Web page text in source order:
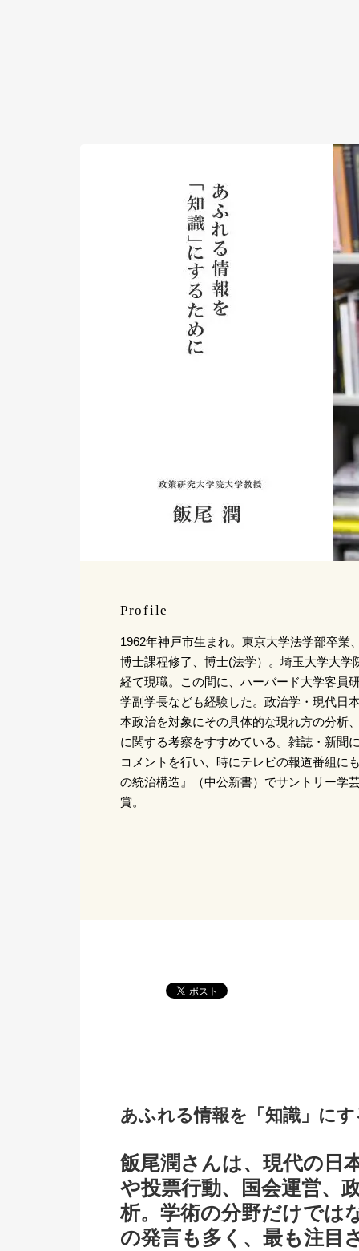
Profile
1962年神戸市生まれ。東京大学法学部卒業
博士課程修了、博士(法学）。埼玉大学大学
経て現職。この間に、ハーバード大学客員
学副学長なども経験した。政治学・現代日
本政治を対象にその具体的な現れ方の分析
に関する考察をすすめている。雑誌・新聞
コメントを行い、時にテレビの報道番組に
の統治構造』（中公新書）でサントリー学
賞。
あふれる情報を「知識」に
飯尾潤さんは、現代の日
や投票行動、国会運営、
析。学術の分野だけでは
の発言も多く、最も注目